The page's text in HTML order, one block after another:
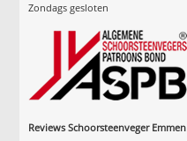
Zondags gesloten
Reviews Schoorsteenveger Emmen